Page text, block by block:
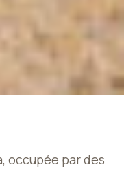
occupée par des